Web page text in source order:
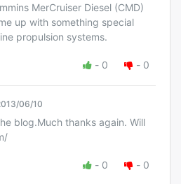
MerCruiser Diesel (CMD)
up with something special
propulsion systems.
- 0 - 0
06/10
blog.Much thanks again. Will
- 0 - 0